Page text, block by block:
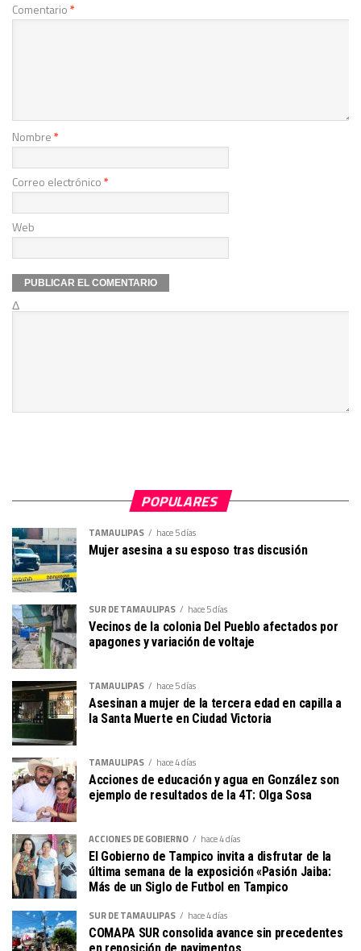
Comentario*
Nombre*
Correo electrónico*
Web
Δ
POPULARES
TAMAULIPAS hace 5 días
Mujer asesina a su esposo tras discusión
SUR DE TAMAULIPAS hace 5 días
Vecinos de la colonia Del Pueblo afectados por
apagones y variación de voltaje
TAMAULIPAS hace 5 días
Asesinan a mujer de la tercera edad en capilla a
la Santa Muerte en Ciudad Victoria
TAMAULIPAS hace 4 días
Acciones de educación y agua en González son
ejemplo de resultados de la 4T: Olga Sosa
ACCIONES DE GOBIERNO hace 4 días
El Gobierno de Tampico invita a disfrutar de la
última semana de la exposición «Pasión Jaiba:
Más de un Siglo de Futbol en Tampico
SUR DE TAMAULIPAS hace 4 días
COMAPA SUR consolida avance sin precedentes